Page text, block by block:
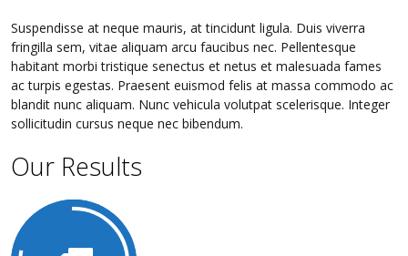
Suspendisse at neque mauris, at tincidunt ligula. Duis viverra
fringilla sem, vitae aliquam arcu faucibus nec. Pellentesque
habitant morbi tristique senectus et netus et malesuada fames
ac turpis egestas. Praesent euismod felis at massa commodo ac
blandit nunc aliquam. Nunc vehicula volutpat scelerisque. Integer
sollicitudin cursus neque nec bibendum.
Our Results